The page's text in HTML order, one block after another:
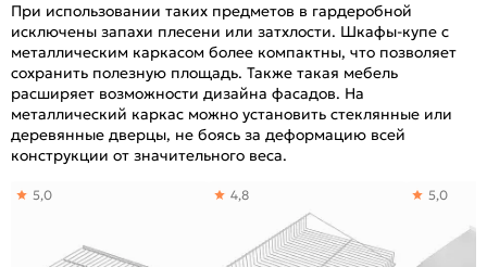
При использовании таких предметов в гардеробной
исключены запахи плесени или затхлости. Шкафы-купе с
металлическим каркасом более компактны, что позволяет
сохранить полезную площадь. Также такая мебель
расширяет возможности дизайна фасадов. На
металлический каркас можно установить стеклянные или
деревянные дверцы, не боясь за деформацию всей
конструкции от значительного веса.
5,0 4,8 5,0